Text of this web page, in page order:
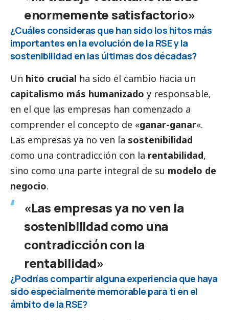
enormemente satisfactorio»
¿Cuáles consideras que han sido los hitos más
importantes en la evolución de la RSE y la
sostenibilidad en las últimas dos décadas?
Un hito crucial ha sido el cambio hacia un
capitalismo más humanizado y responsable,
en el que las empresas han comenzado a
comprender el concepto de «ganar-ganar«.
Las empresas ya no ven la sostenibilidad
como una contradicción con la rentabilidad,
sino como una parte integral de su modelo de
negocio.
«Las empresas ya no ven la
sostenibilidad como una
contradicción con la
rentabilidad»
¿Podrías compartir alguna experiencia que haya
sido especialmente memorable para ti en el
ámbito de la RSE?